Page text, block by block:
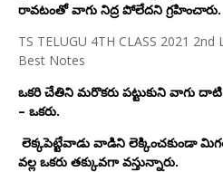
రావటంతో వాగు నిద్ర పోలేదని గ్రహించారు.
TS TELUGU 4TH CLASS 2021
Best Notes
ఒకరి చేతిని మరొకరు పట్టుకుని వాగు
– ఒకరు.
లెక్కపెట్టేవాడు వాడిని లెక్కించకుండా
వల్ల ఒకరు తక్కువగా వస్తున్నారు.